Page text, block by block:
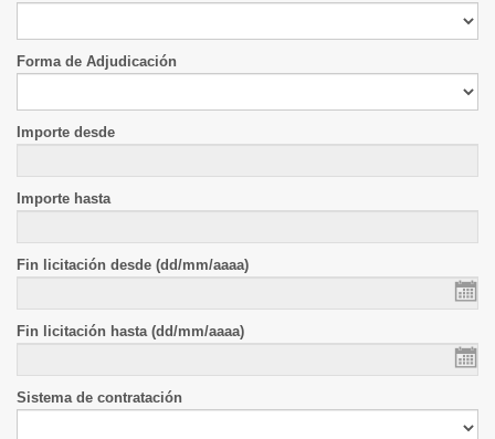
Forma de Adjudicación
Importe desde
Importe hasta
Fin licitación desde (dd/mm/aaaa)
Fin licitación hasta (dd/mm/aaaa)
Sistema de contratación